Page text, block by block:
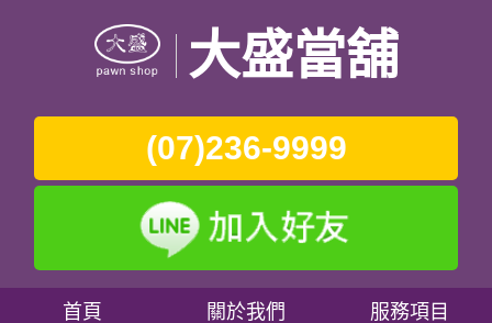
大盛當舖
(07)236-9999
首頁 關於我們 服務項目